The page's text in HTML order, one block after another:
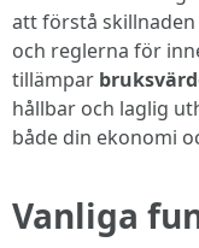
att förstå skillnaden
och reglerna för
tillämpar
hållbar och laglig
både din ekonomi
Vanliga